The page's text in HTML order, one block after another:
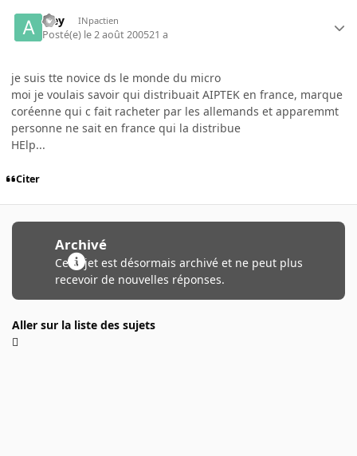
aley INpactien
Posté(e) le 2 août 200521 a
je suis tte novice ds le monde du micro
moi je voulais savoir qui distribuait AIPTEK en france, marque
coréenne qui c fait racheter par les allemands et apparemmt
personne ne sait en france qui la distribue
HElp...
Citer
Archivé
Ce sujet est désormais archivé et ne peut plus
recevoir de nouvelles réponses.
Aller sur la liste des sujets